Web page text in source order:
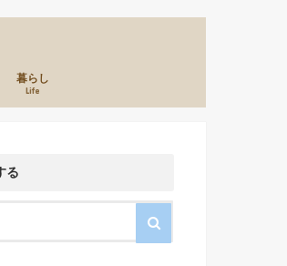
暮らし
Life
る